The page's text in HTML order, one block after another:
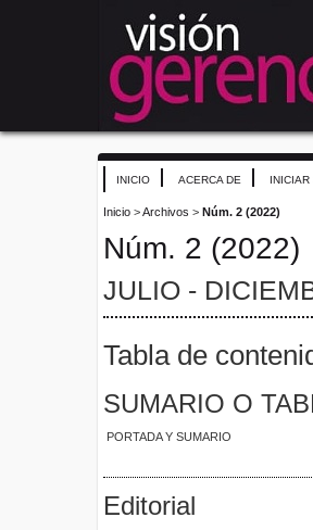
INICIO ACERCA DE
Inicio >Archivos > Núm. 2 (2022)
Núm. 2 (2022)
JULIO -
Tabla de
SUMARIO O
PORTADA Y SUMARIO
Editorial